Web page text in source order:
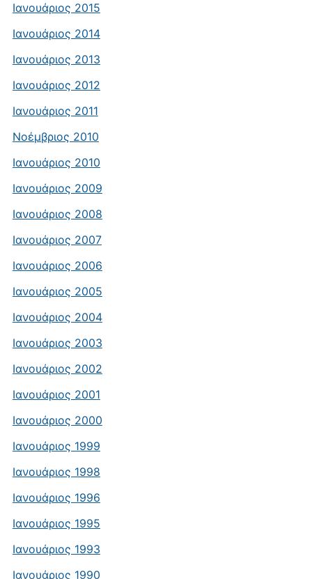
Ιανουάριος 2015
Ιανουάριος 2014
Ιανουάριος 2013
Ιανουάριος 2012
Ιανουάριος 2011
Νοέμβριος 2010
Ιανουάριος 2010
Ιανουάριος 2009
Ιανουάριος 2008
Ιανουάριος 2007
Ιανουάριος 2006
Ιανουάριος 2005
Ιανουάριος 2004
Ιανουάριος 2003
Ιανουάριος 2002
Ιανουάριος 2001
Ιανουάριος 2000
Ιανουάριος 1999
Ιανουάριος 1998
Ιανουάριος 1996
Ιανουάριος 1995
Ιανουάριος 1993
Ιανουάριος 1990